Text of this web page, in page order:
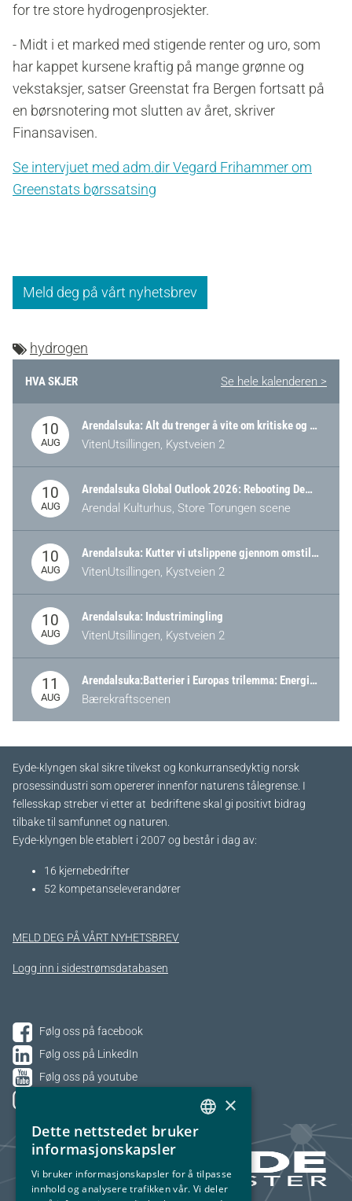
for tre store hydrogenprosjekter.
- Midt i et marked med stigende renter og uro, som
har kappet kursene kraftig på mange grønne og
vekstaksjer, satser Greenstat fra Bergen fortsatt på
en børsnotering mot slutten av året, skriver
Finansavisen.
Se intervjuet med adm.dir Vegard Frihammer om
Greenstats børssatsing
Meld deg på vårt nyhetsbrev
hydrogen
HVA SKJER Se hele kalenderen >
10
AUG
Arendalsuka: Alt du trenger å vite om kritiske og strategiske verdikjeder i Norge
VitenUtsillingen, Kystveien 2
10
AUG
Arendalsuka Global Outlook 2026: Rebooting Democracy for a New World Order
Arendal Kulturhus, Store Torungen scene
10
AUG
Arendalsuka: Kutter vi utslippene gjennom omstilling – eller tap av industri?
VitenUtsillingen, Kystveien 2
10
AUG
Arendalsuka: Industrimingling
VitenUtsillingen, Kystveien 2
11
AUG
Arendalsuka:Batterier i Europas trilemma: Energisikkerhet, konkurransekraft og bærekraft (Battery Norway-arrangement)
Bærekraftscenen
Eyde-klyngen skal sikre tilvekst og konkurransedyktig norsk
prosessindustri som opererer innenfor naturens tålegrense. I
fellesskap streber vi etter at bedriftene skal gi positivt bidrag
tilbake til samfunnet og naturen.
Eyde-klyngen ble etablert i 2007 og består i dag av:
16 kjernebedrifter​
52 kompetanseleverandører
MELD DEG PÅ VÅRT NYHETSBREV
Logg inn i sidestrømsdatabasen
Følg oss på facebook
Følg oss på LinkedIn
Følg oss på youtube
NORWEGIAN
×
Dette nettstedet bruker
informasjonskapsler
Vi bruker informasjonskapsler for å tilpasse
innhold og analysere trafikken vår. Vi deler